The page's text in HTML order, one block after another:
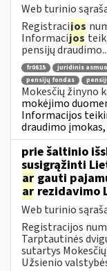
Web turinio
Registracijos
Informacijos
pensijų draudimo...
fr0615 juridinis asmuo
pensijų fondas
Mokesčių žinyno
mokėjimo
Informacijos
draudimo
prie šaltinio
susigrąžinti
ar gauti
ar rezidavimo
Web turinio
Registracijos
Tarptautinės
sutartys
Užsienio